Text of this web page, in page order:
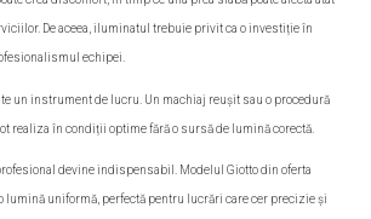
De aceea, iluminatul trebuie privit ca o investiție în
echipei.
un instrument de lucru. Un machiaj reușit sau o procedură
realiza în condiții optime fără o sursă de lumină corectă.
devine indispensabil. Modelul Giotto din oferta
lumină uniformă, perfectă pentru lucrări care cer precizie și